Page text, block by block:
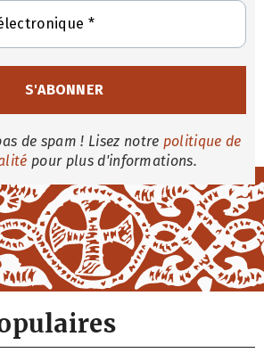
de spam ! Lisez notre politique de
pour plus d'informations.